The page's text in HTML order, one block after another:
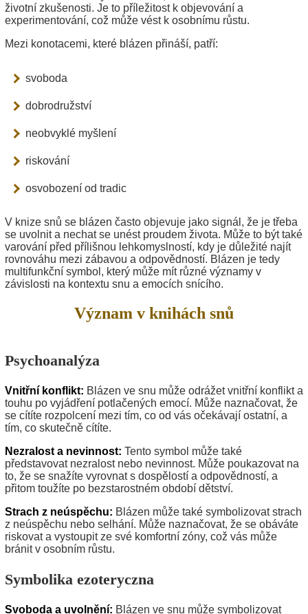
životní zkušenosti. Je to příležitost k objevování a
experimentování, což může vést k osobnímu růstu.
Mezi konotacemi, které blázen přináší, patří:
svoboda
dobrodružství
neobvyklé myšlení
riskování
osvobození od tradic
V knize snů se blázen často objevuje jako signál, že je třeba
se uvolnit a nechat se unést proudem života. Může to být také
varování před přílišnou lehkomyslností, kdy je důležité najít
rovnováhu mezi zábavou a odpovědností. Blázen je tedy
multifunkční symbol, který může mít různé významy v
závislosti na kontextu snu a emocích snícího.
Význam v knihách snů
Psychoanalýza
Vnitřní konflikt: Blázen ve snu může odrážet vnitřní konflikt a
touhu po vyjádření potlačených emocí. Může naznačovat, že
se cítíte rozpolcení mezi tím, co od vás očekávají ostatní, a
tím, co skutečně cítíte.
Nezralost a nevinnost: Tento symbol může také
představovat nezralost nebo nevinnost. Může poukazovat na
to, že se snažíte vyrovnat s dospělostí a odpovědností, a
přitom toužíte po bezstarostném období dětství.
Strach z neúspěchu: Blázen může také symbolizovat strach
z neúspěchu nebo selhání. Může naznačovat, že se obáváte
riskovat a vystoupit ze své komfortní zóny, což vás může
bránit v osobním růstu.
Symbolika ezoteryczna
Svoboda a uvolnění: Blázen ve snu může symbolizovat